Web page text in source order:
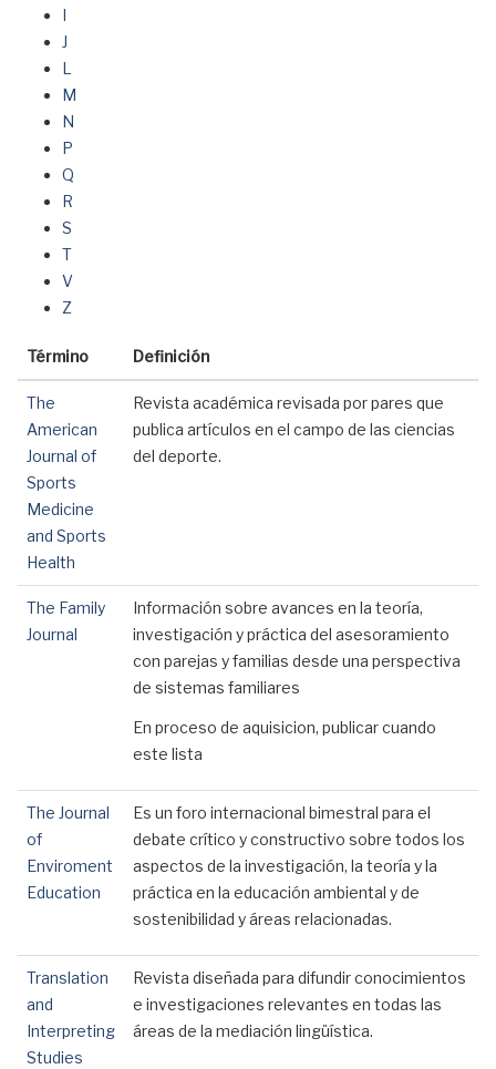
I
J
L
M
N
P
Q
R
S
T
V
Z
Término Definición
The
American
Journal of
Sports
Medicine
and Sports
Health
Revista académica revisada por pares que
publica artículos en el campo de las ciencias
del deporte.
The Family
Journal
Información sobre avances en la teoría,
investigación y práctica del asesoramiento
con parejas y familias desde una perspectiva
de sistemas familiares
En proceso de aquisicion, publicar cuando
este lista
The Journal
of
Enviroment
Education
Es un foro internacional bimestral para el
debate crítico y constructivo sobre todos los
aspectos de la investigación, la teoría y la
práctica en la educación ambiental y de
sostenibilidad y áreas relacionadas.
Translation
and
Interpreting
Studies
Revista diseñada para difundir conocimientos
e investigaciones relevantes en todas las
áreas de la mediación lingüística.